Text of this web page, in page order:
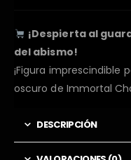
¡Despierta al
del abismo!
¡Figura imprescindible
oscuro de Immortal
DESCRIPCIÓN